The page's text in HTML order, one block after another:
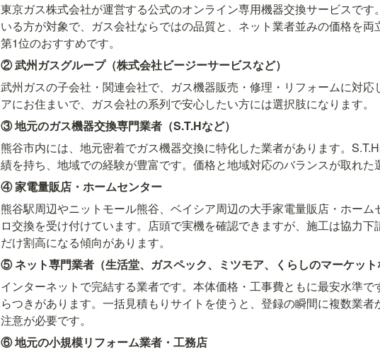
東京ガス株式会社が運営する公式のオンライン専用機器交換サービスで
いる方が対象で、ガス会社ならではの品質と、ネット業者並みの価格を両
第1位のおすすめです。
② 武州ガスグループ（株式会社ビージーサービスなど）
武州ガスの子会社・関連会社で、ガス機器販売・修理・リフォームに対応
アにお住まいで、ガス会社の系列で安心したい方には選択肢になります。
③ 地元のガス機器交換専門業者（S.T.Hなど）
熊谷市内には、地元密着でガス機器交換に特化した業者があります。
績を持ち、地域での経験が豊富です。価格と地域対応のバランスが取れた
④ 家電量販店・ホームセンター
熊谷駅周辺やニットモール熊谷、ベイシア周辺の大手家電量販店・ホー
ロ交換を受け付けています。店頭で実機を確認できますが、施工は協力
だけ割高になる傾向があります。
⑤ ネット専門業者（生活堂、ガスペック、ミツモア、くらしのマーケット
インターネットで完結する業者です。本体価格・工事費ともに最安水準
らつきがあります。一括見積もりサイトを使うと、登録の瞬間に複数業
注意が必要です。
⑥ 地元の小規模リフォーム業者・工務店